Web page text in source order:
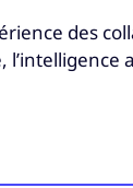
des